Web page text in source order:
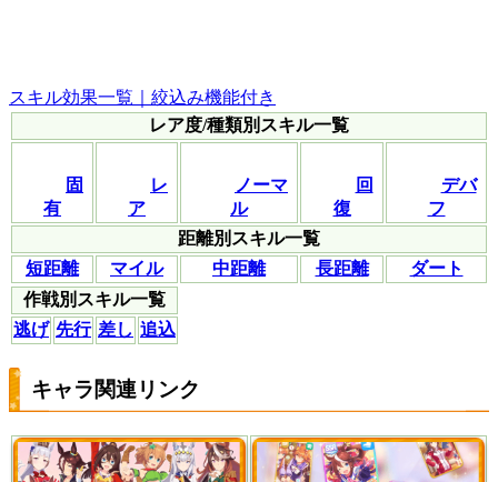
スキル効果一覧｜絞込み機能付き
レア度/種類別スキル一覧
固
有
レ
ア
ノーマ
ル
回
復
デバ
フ
距離別スキル一覧
短距離
マイル 中距離 長距離
ダート
作戦別スキル一覧
逃げ 先行 差し 追込
キャラ関連リンク